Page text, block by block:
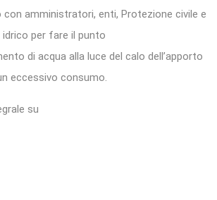
amministratori, enti, Protezione civile e
per fare il punto
di acqua alla luce del calo dell’apporto
eccessivo consumo.
su